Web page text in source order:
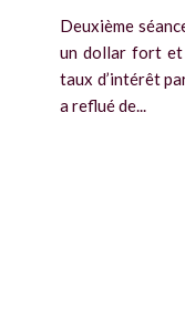
Deuxième
un dollar fort et
taux d’intérêt
a reflué de...